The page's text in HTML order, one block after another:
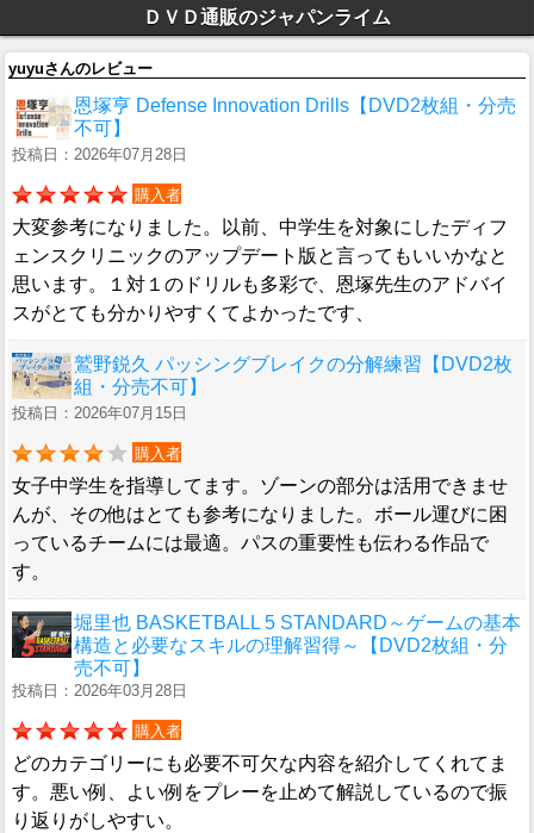
ＤＶＤ通販のジャパンライム
yuyuさんのレビュー
恩塚亨 Defense Innovation Drills【DVD2枚組・分売
不可】
投稿日：2026年07月28日
購入者
大変参考になりました。以前、中学生を対象にしたディフ
ェンスクリニックのアップデート版と言ってもいいかなと
思います。１対１のドリルも多彩で、恩塚先生のアドバイ
スがとても分かりやすくてよかったです、
鷲野鋭久 パッシングブレイクの分解練習【DVD2枚
組・分売不可】
投稿日：2026年07月15日
購入者
女子中学生を指導してます。ゾーンの部分は活用できませ
んが、その他はとても参考になりました。ボール運びに困
っているチームには最適。パスの重要性も伝わる作品で
す。
堀里也 BASKETBALL 5 STANDARD～ゲームの基本
構造と必要なスキルの理解習得～【DVD2枚組・分
売不可】
投稿日：2026年03月28日
購入者
どのカテゴリーにも必要不可欠な内容を紹介してくれてま
す。悪い例、よい例をプレーを止めて解説しているので振
り返りがしやすい。